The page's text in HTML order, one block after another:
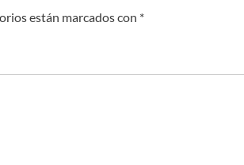
están marcados con *